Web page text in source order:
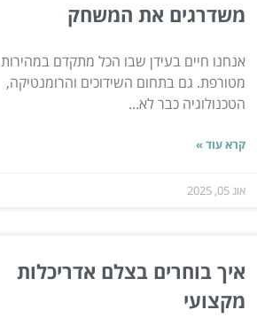
משדרגים את המשחק
אנחנו חיים בעידן שבו הכל מתקדם במהירות
מטורפת. גם בתחום השידוכים והרומנטיקה,
הטכנולוגיה כבר לא...
קרא עוד »
אוג 05, 2025
איך בוחרים בצלם אדריכלות
מקצועי